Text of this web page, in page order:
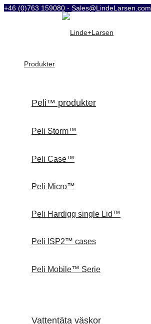
+46 (0)763 159080 - Sales@LindeLarsen.com
Produkter
Peli™ produkter
Peli Storm™
Peli Case™
Peli Micro™
Peli Hardigg single Lid™
Peli ISP2™ cases
Peli Mobile™ Serie
Vattentäta väskor